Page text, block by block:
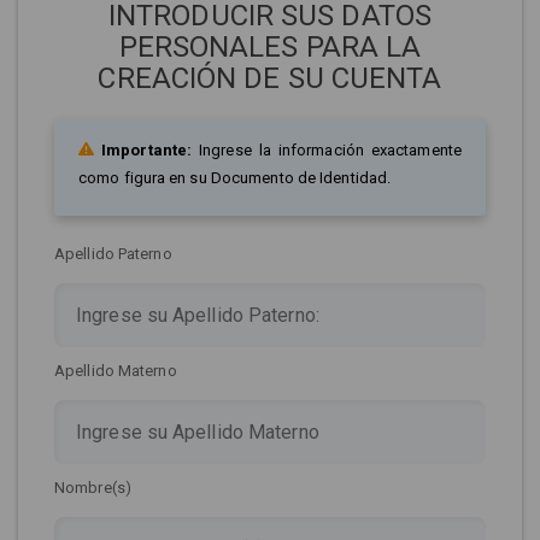
INTRODUCIR SUS DATOS
PERSONALES PARA LA
CREACIÓN DE SU CUENTA
Importante: Ingrese la información exactamente
como figura en su Documento de Identidad.
Apellido Paterno
Apellido Materno
Nombre(s)